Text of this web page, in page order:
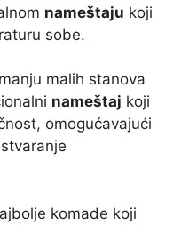
nameštaju koji
sobe.
malih stanova
nameštaj koji
omogućavajući
komade koji